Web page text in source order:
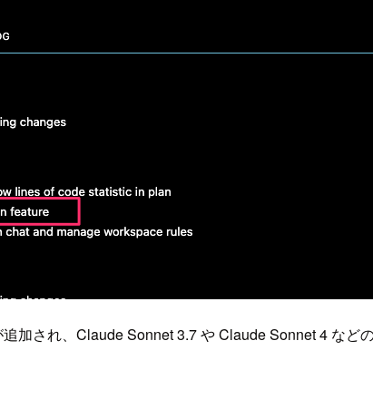
加され、Claude Sonnet 3.7 や Claude Sonnet 4 など